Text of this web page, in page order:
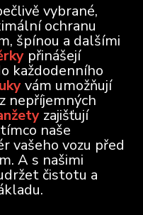
vybrané,
ochranu
špínou a dalšími
přinášejí
každodenního
vám umožňují
nepříjemných
zajišťují
naše
vašeho vozu před
A s našimi
čistotu a